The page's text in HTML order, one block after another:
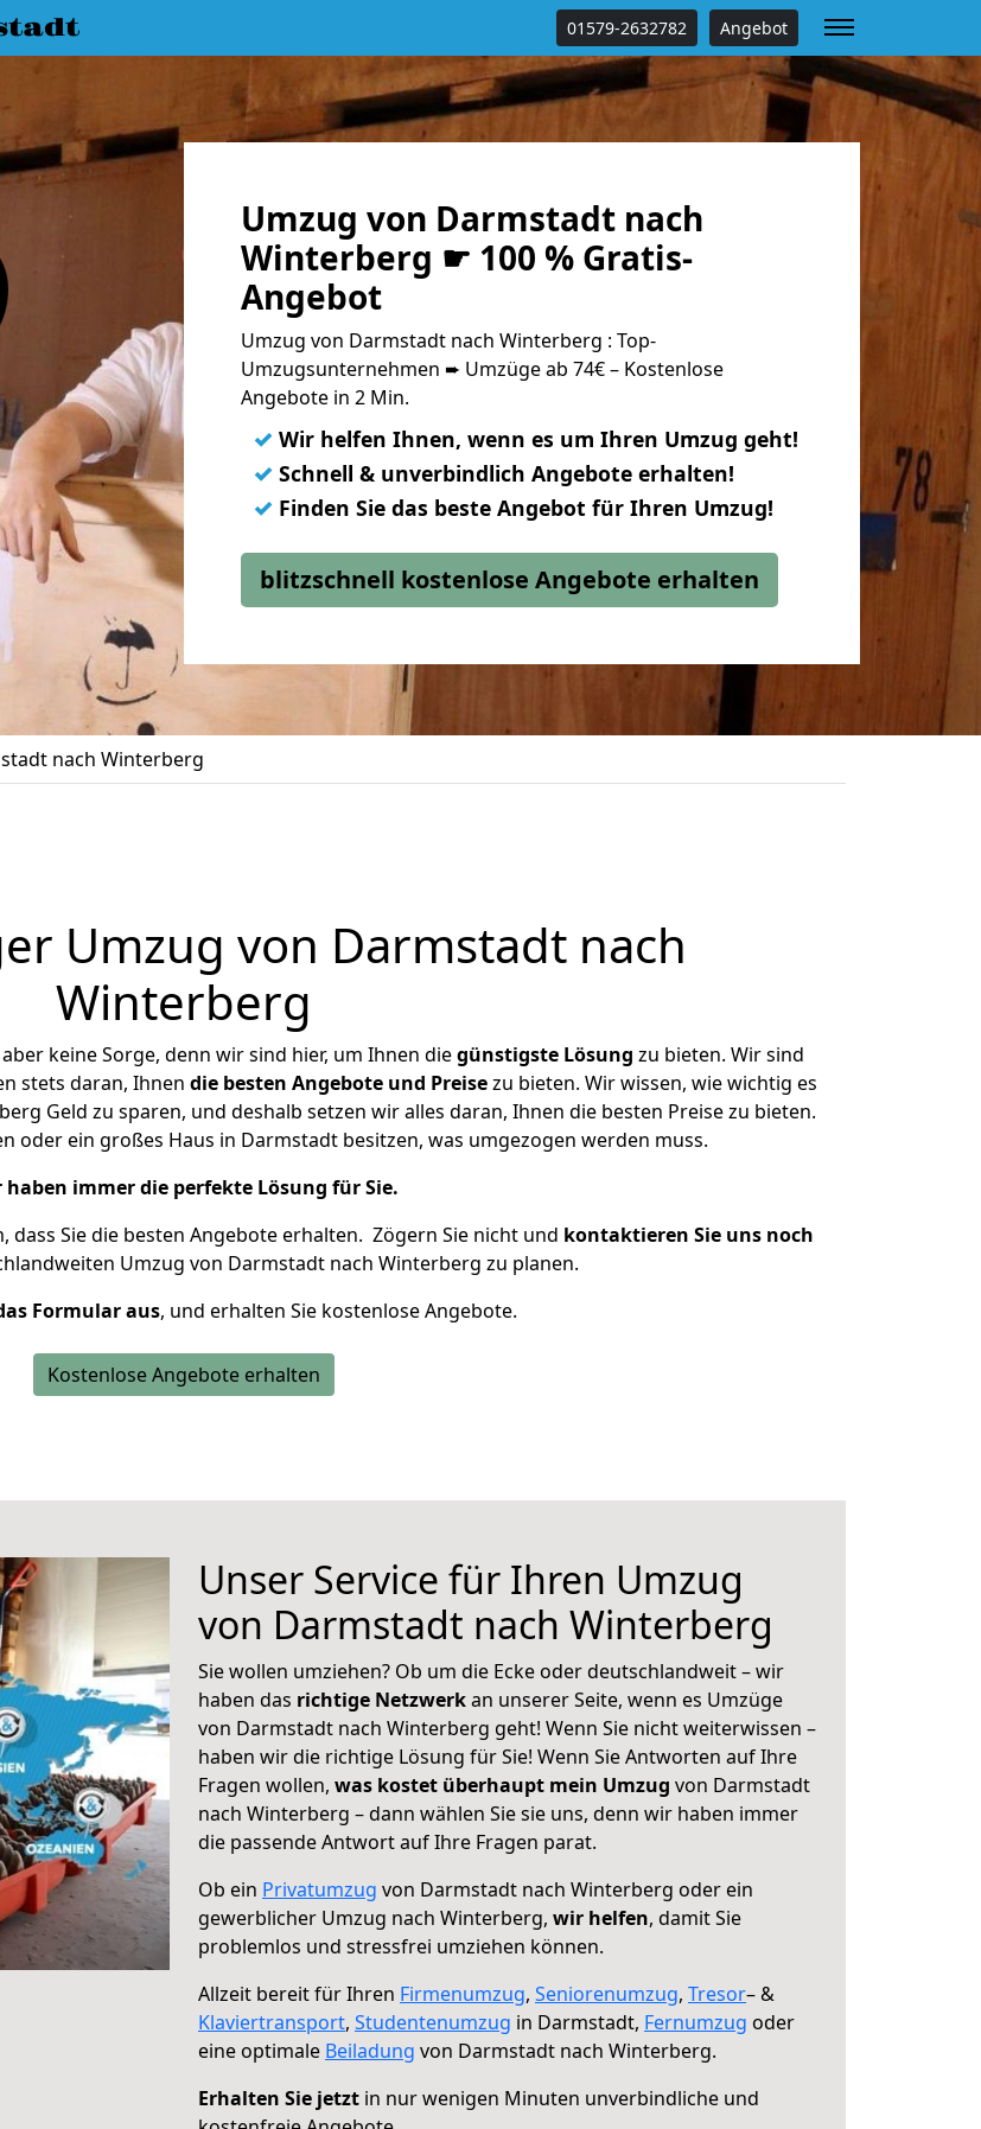
01579-2632782 Angebot
Umzug von Darmstadt nach
Winterberg ☛ 100 % Gratis-
Angebot
Umzug von Darmstadt nach Winterberg : Top-
Umzugsunternehmen ➨ Umzüge ab 74€ – Kostenlose
Angebote in 2 Min.
✓ Wir helfen Ihnen, wenn es um Ihren Umzug geht!
✓ Schnell & unverbindlich Angebote erhalten!
✓ Finden Sie das beste Angebot für Ihren Umzug!
blitzschnell kostenlose Angebote erhalten
nach Winterberg
Umzug von Darmstadt nach
Winterberg
keine Sorge, denn wir sind hier, um Ihnen diegünstigste Lösung zu bieten. Wir sind
stets daran, Ihnen die besten Angebote und Preisezu bieten. Wir wissen, wie wichtig es
Geld zu sparen, und deshalb setzen wir alles daran, Ihnen die besten Preise zu bieten.
oder ein großes Haus in Darmstadt besitzen, was umgezogen werden muss.
haben immer die perfekte Lösung für Sie.
dass Sie die besten Angebote erhalten. Zögern Sie nicht und kontaktieren Sie uns noch
Umzug von Darmstadt nach Winterberg zu planen.
Formular aus, und erhalten Sie kostenlose Angebote.
Kostenlose Angebote erhalten
Unser Service für Ihren Umzug
von Darmstadt nach Winterberg
Sie wollen umziehen? Ob um die Ecke oder deutschlandweit – wir
haben das richtige Netzwerkan unserer Seite, wenn es Umzüge
von Darmstadt nach Winterberg geht! Wenn Sie nicht weiterwissen –
haben wir die richtige Lösung für Sie! Wenn Sie Antworten auf Ihre
Fragen wollen, was kostet überhaupt mein Umzug von Darmstadt
nach Winterberg – dann wählen Sie sie uns, denn wir haben immer
die passende Antwort auf Ihre Fragen parat.
Ob ein Privatumzug von Darmstadt nach Winterberg oder ein
gewerblicher Umzug nach Winterberg, wir helfen, damit Sie
problemlos und stressfrei umziehen können.
Allzeit bereit für Ihren Firmenumzug, Seniorenumzug, Tresor– &
Klaviertransport, Studentenumzug in Darmstadt, Fernumzug oder
eine optimale Beiladung von Darmstadt nach Winterberg.
Erhalten Sie jetzt in nur wenigen Minuten unverbindliche und